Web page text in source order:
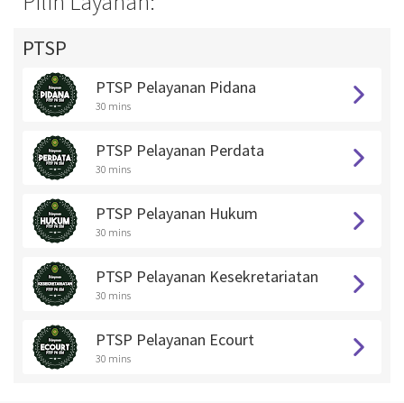
PTSP
PTSP Pelayanan Pidana
30 mins
PTSP Pelayanan Perdata
30 mins
PTSP Pelayanan Hukum
30 mins
PTSP Pelayanan Kesekretariatan
30 mins
PTSP Pelayanan Ecourt
30 mins